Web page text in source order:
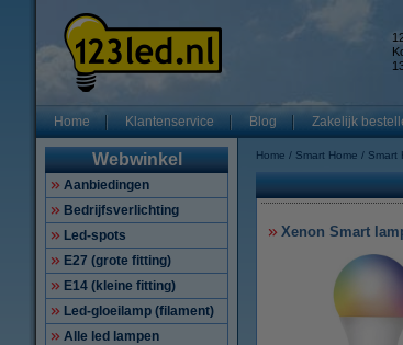
Home Klantenservice Blog Zakelijk
Webwinkel
Aanbiedingen
Bedrijfsverlichting
Led-spots
E27 (grote fitting)
E14 (kleine fitting)
Led-gloeilamp (filament)
Alle led lampen
Home Smart Home Smart
Xenon Smart